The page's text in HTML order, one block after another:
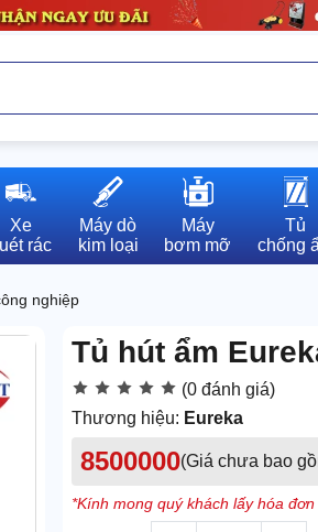
Xe
rác
Máy dò
kim loại
Máy
bơm mỡ
Tủ
chống
nghiệp
Tủ hút ẩm
(0 đánh giá)
Thương hiệu: Eureka
8500000(Giá chưa bao
*Kính mong quý khách lấy hóa